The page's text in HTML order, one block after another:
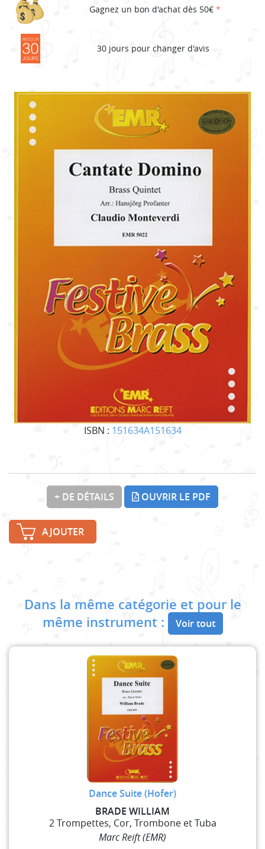
ISBN : 151634A151634
Gagnez un bon d'achat dès 50€ *
30 jours pour changer d'avis
+ DE DÉTAILS OUVRIR LE PDF
AJOUTER
Dans la même catégorie et pour le
même instrument :
Voir tout
Dance Suite (Hofer)
BRADE WILLIAM
2 Trompettes, Cor, Trombone et Tuba
Marc Reift (EMR)